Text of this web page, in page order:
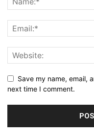
Save my name, email,
next time I comment.